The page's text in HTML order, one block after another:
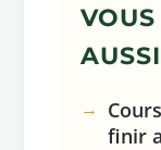
finir